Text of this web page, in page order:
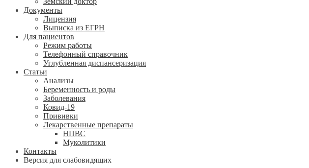
Документы
Лицензия
Выписка из ЕГРН
Для пациентов
Режим работы
Телефонный справочник
Углубленная диспансеризация
Статьи
Анализы
Беременность и роды
Заболевания
Ковид-19
Прививки
Лекарственные препараты
НПВС
Муколитики
Контакты
Версия для слабовидящих